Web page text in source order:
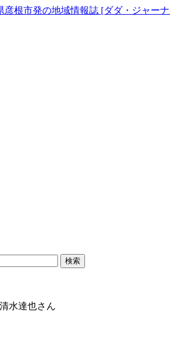
彦根市発の地域情報誌 [ダダ・ジャー
水達也さん